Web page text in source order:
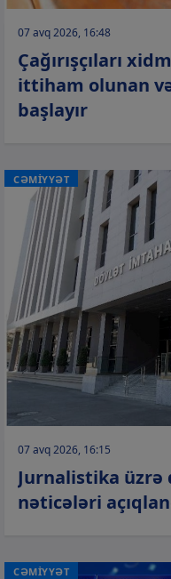
07 avq 2026, 16:48
Çağırışçıları
ittiham olunan
başlayır
CƏMİYYƏT
07 avq 2026, 16:15
Jurnalistika üzrə
nəticələri
CƏMİYYƏT